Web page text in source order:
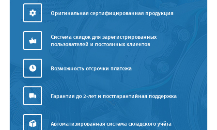
Оригинальная сертифицированная продукция
Система скидок для зарегистрированных
пользователей и постоянных клиентов
Возможность отсрочки платежа
Гарантия до 2-лет и постгарантийная поддержка
Автоматизированная система складского учёта